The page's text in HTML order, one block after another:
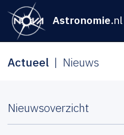
Astronomie.nl
Actueel Nieuws
Nieuwsoverzicht